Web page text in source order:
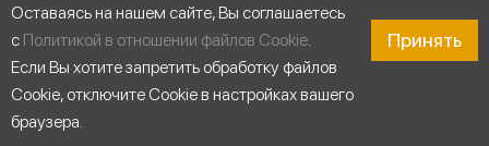
Оставаясь на нашем сайте, Вы соглашаетесь
с Политикой в отношении файлов Cookie.
Если Вы хотите запретить обработку файлов
Cookie, отключите Cookie в настройках вашего
браузера.
Принять